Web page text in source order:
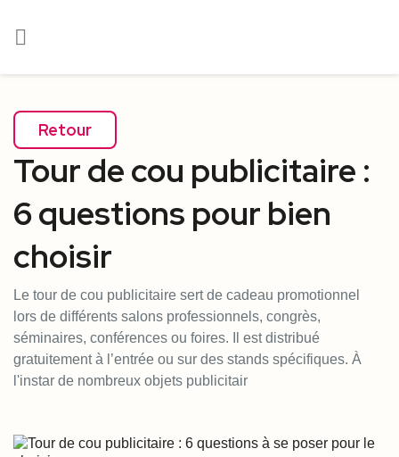

Retour
Tour de cou publicitaire :
6 questions pour bien
choisir
Le tour de cou publicitaire sert de cadeau promotionnel
lors de différents salons professionnels, congrès,
séminaires, conférences ou foires. Il est distribué
gratuitement à l’entrée ou sur des stands spécifiques. À
l'instar de nombreux objets publicitair